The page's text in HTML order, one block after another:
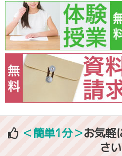
＜簡単1分＞お気軽
さい